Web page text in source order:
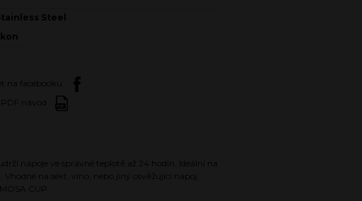
Steel
na facebooku
PDF návod
nápoje ve správné teplotě až 24 hodin. Ideální na
na sekt, víno, nebo jiný osvěžující nápoj.
CUP.